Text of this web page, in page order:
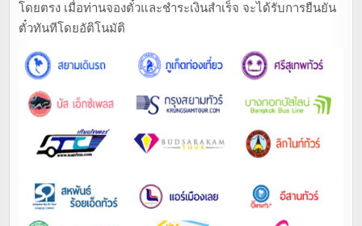
โดยตรง เมื่อท่านจองตั๋วและชำระเงินสำเร็จ จะได้รับการยืนยัน
ตั๋วทันทีโดยอัติโนมัติ